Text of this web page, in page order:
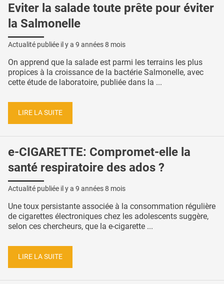
Eviter la salade toute prête pour éviter
la Salmonelle
Actualité publiée il y a 9 années 8 mois
On apprend que la salade est parmi les terrains les plus
propices à la croissance de la bactérie Salmonelle, avec
cette étude de laboratoire, publiée dans la ...
LIRE LA SUITE
e-CIGARETTE: Compromet-elle la
santé respiratoire des ados ?
Actualité publiée il y a 9 années 8 mois
Une toux persistante associée à la consommation régulière
de cigarettes électroniques chez les adolescents suggère,
selon ces chercheurs, que la e-cigarette ...
LIRE LA SUITE